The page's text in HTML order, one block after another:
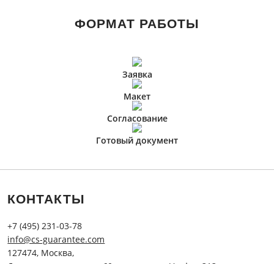
ФОРМАТ РАБОТЫ
Заявка
Макет
Согласование
Готовый документ
КОНТАКТЫ
+7 (495) 231-03-78
info@cs-guarantee.com
127474, Москва,